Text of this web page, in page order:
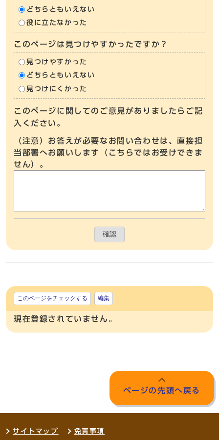
どちらともいえない
役に立たなかった
このページは見つけやすかったですか？
見つけやすかった
どちらともいえない
見つけにくかった
このページに関してのご意見がありましたらご記
入ください。
（注意）お答えが必要なお問い合わせは、直接担
当部署へお願いします（こちらではお受けできま
せん）。
確認
このページをチェックする 編集
現在登録されていません。
ページの先頭へ戻る
サイトマップ 免責事項